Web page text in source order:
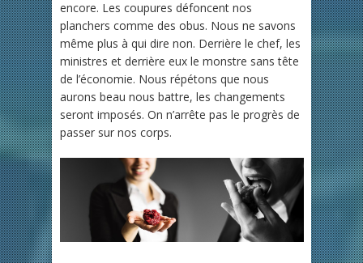
encore. Les coupures défoncent nos
planchers comme des obus. Nous ne savons
même plus à qui dire non. Derrière le chef, les
ministres et derrière eux le monstre sans tête
de l’économie. Nous répétons que nous
aurons beau nous battre, les changements
seront imposés. On n’arrête pas le progrès de
passer sur nos corps.